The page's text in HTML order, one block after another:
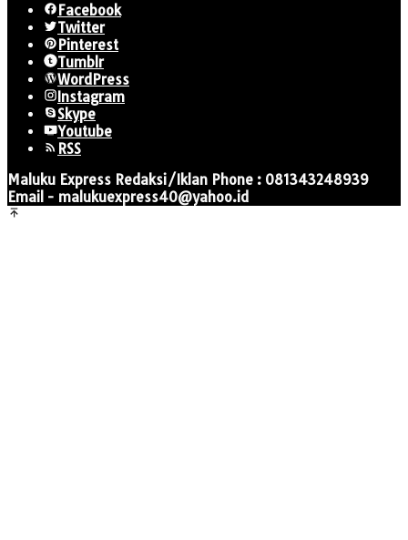
Facebook
Twitter
Pinterest
Tumblr
WordPress
Instagram
Skype
Youtube
RSS
Maluku Express Redaksi/Iklan Phone : 081343248939
Email - malukuexpress40@yahoo.id